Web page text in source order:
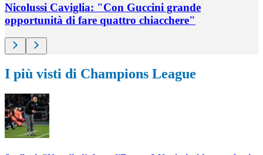
Nicolussi Caviglia: "Con Guccini grande
opportunità di fare quattro chiacchere"
I più visti di Champions League